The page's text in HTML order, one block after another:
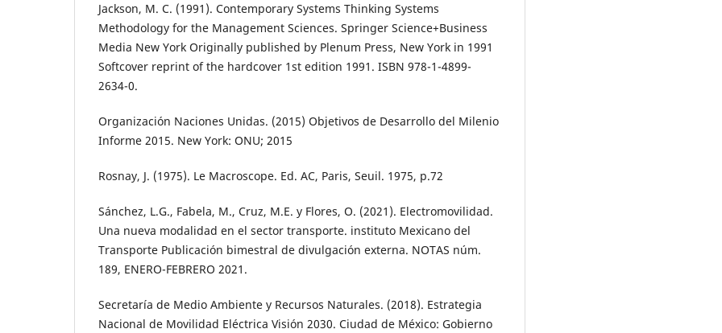
Jackson, M. C. (1991). Contemporary Systems Thinking Systems
Methodology for the Management Sciences. Springer Science+Business
Media New York Originally published by Plenum Press, New York in 1991
Softcover reprint of the hardcover 1st edition 1991. ISBN 978-1-4899-
2634-0.
Organización Naciones Unidas. (2015) Objetivos de Desarrollo del Milenio
Informe 2015. New York: ONU; 2015
Rosnay, J. (1975). Le Macroscope. Ed. AC, Paris, Seuil. 1975, p.72
Sánchez, L.G., Fabela, M., Cruz, M.E. y Flores, O. (2021). Electromovilidad.
Una nueva modalidad en el sector transporte. instituto Mexicano del
Transporte Publicación bimestral de divulgación externa. NOTAS núm.
189, ENERO-FEBRERO 2021.
Secretaría de Medio Ambiente y Recursos Naturales. (2018). Estrategia
Nacional de Movilidad Eléctrica Visión 2030. Ciudad de México: Gobierno